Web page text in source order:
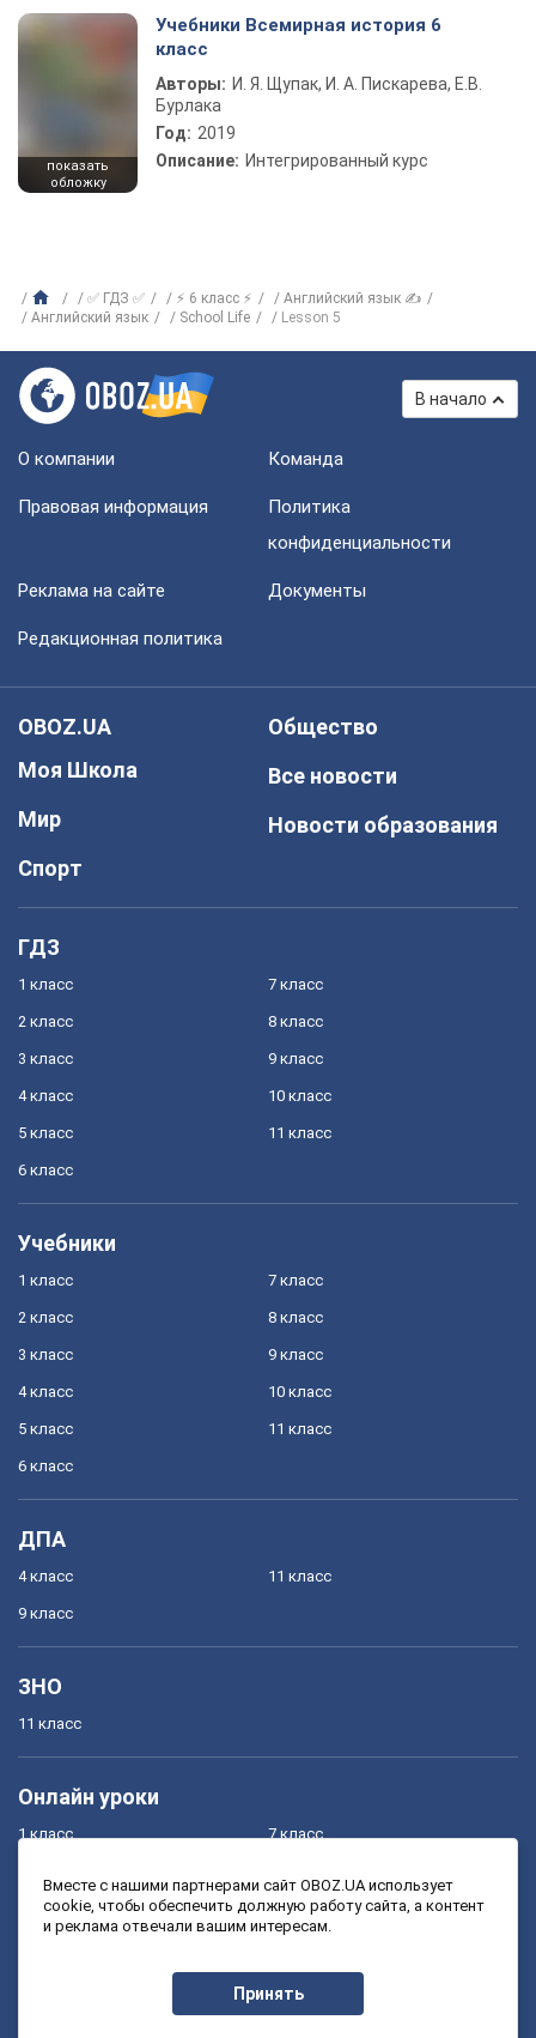
показать
обложку
Учебники Всемирная история 6
класс
Авторы: И. Я. Щупак, И. А. Пискарева, Е.В.
Бурлака
Год: 2019
Описание: Интегрированный курс
✅ ГДЗ ✅ ⚡ 6 класс ⚡
Английский язык ✍
Английский язык
School Life Lesson 5
В начало
О компании Команда
Правовая информация
Политика
конфиденциальности
Реклама на сайте Документы
Редакционная политика
OBOZ.UA
Моя Школа
Мир
Спорт
Общество
Все новости
Новости образования
ГДЗ
1 класс
2 класс
3 класс
4 класс
5 класс
6 класс
7 класс
8 класс
9 класс
10 класс
11 класс
Учебники
1 класс
2 класс
3 класс
4 класс
5 класс
6 класс
7 класс
8 класс
9 класс
10 класс
11 класс
ДПА
4 класс
9 класс
11 класс
ЗНО
11 класс
Онлайн уроки
1 класс
3 класс
7 класс
9 класс
Вместе с нашими партнерами сайт OBOZ.UA использует
cookie, чтобы обеспечить должную работу сайта, а контент
и реклама отвечали вашим интересам.
Принять